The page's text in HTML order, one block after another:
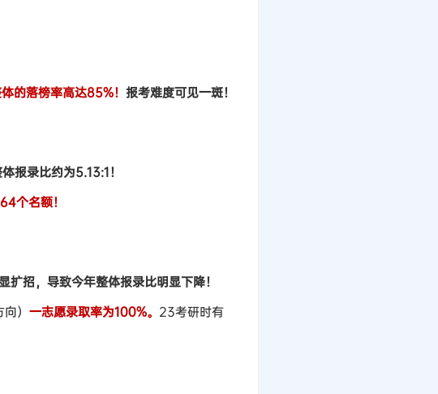
的落榜率高达85%！ 报考难度可见一斑！
报录比约为5.13:1！
个名额！
招，导致今年整体报录比明显下降！
） 一志愿录取率为100%。 23考研时有